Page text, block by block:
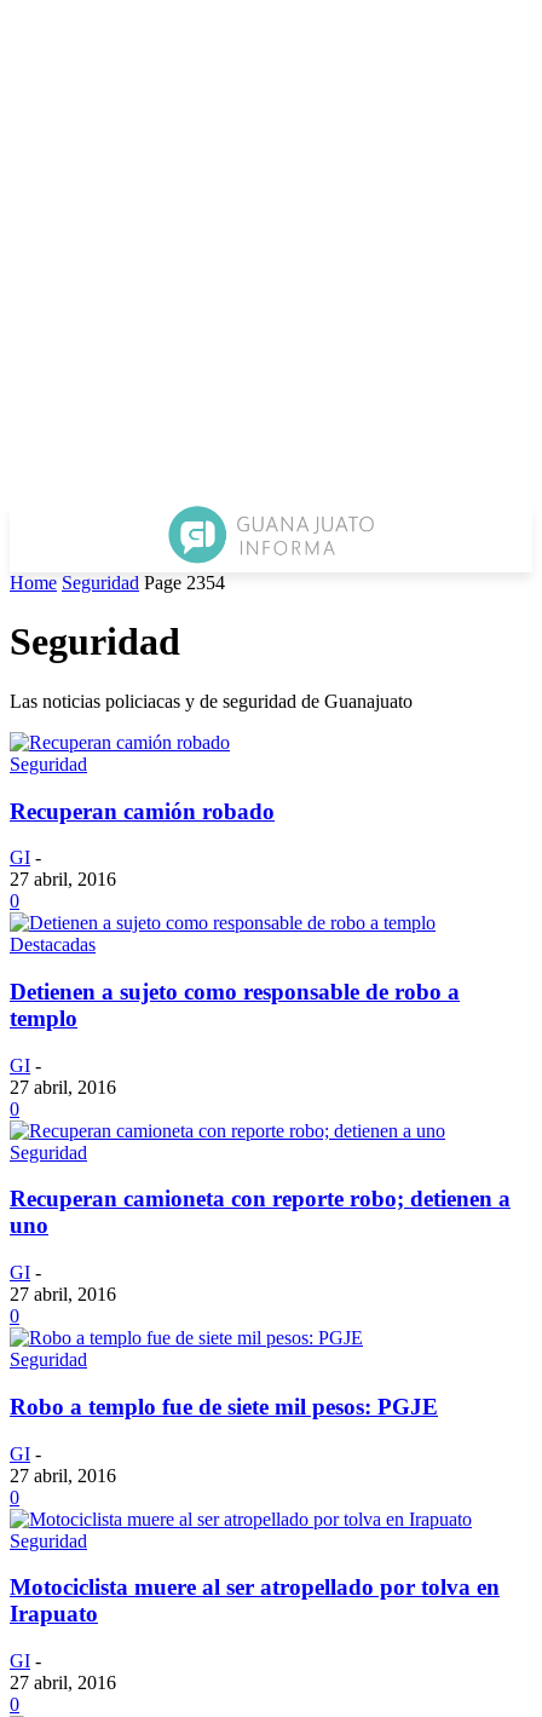
Home Seguridad Page 2354
Seguridad
Las noticias policiacas y de seguridad de Guanajuato
Seguridad
Recuperan camión robado
GI -
27 abril, 2016
0
Destacadas
Detienen a sujeto como responsable de robo a
templo
GI -
27 abril, 2016
0
Seguridad
Recuperan camioneta con reporte robo; detienen a
uno
GI -
27 abril, 2016
0
Seguridad
Robo a templo fue de siete mil pesos: PGJE
GI -
27 abril, 2016
0
Seguridad
Motociclista muere al ser atropellado por tolva en
Irapuato
GI -
27 abril, 2016
0